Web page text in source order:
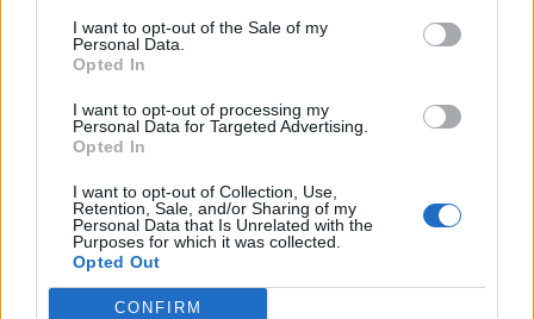
I want to opt-out of the Sale of my
Personal Data.
Opted In
I want to opt-out of processing my
Personal Data for Targeted Advertising.
Opted In
I want to opt-out of Collection, Use,
Retention, Sale, and/or Sharing of my
Personal Data that Is Unrelated with the
Purposes for which it was collected.
Opted Out
CONFIRM
A rovat további cikkei